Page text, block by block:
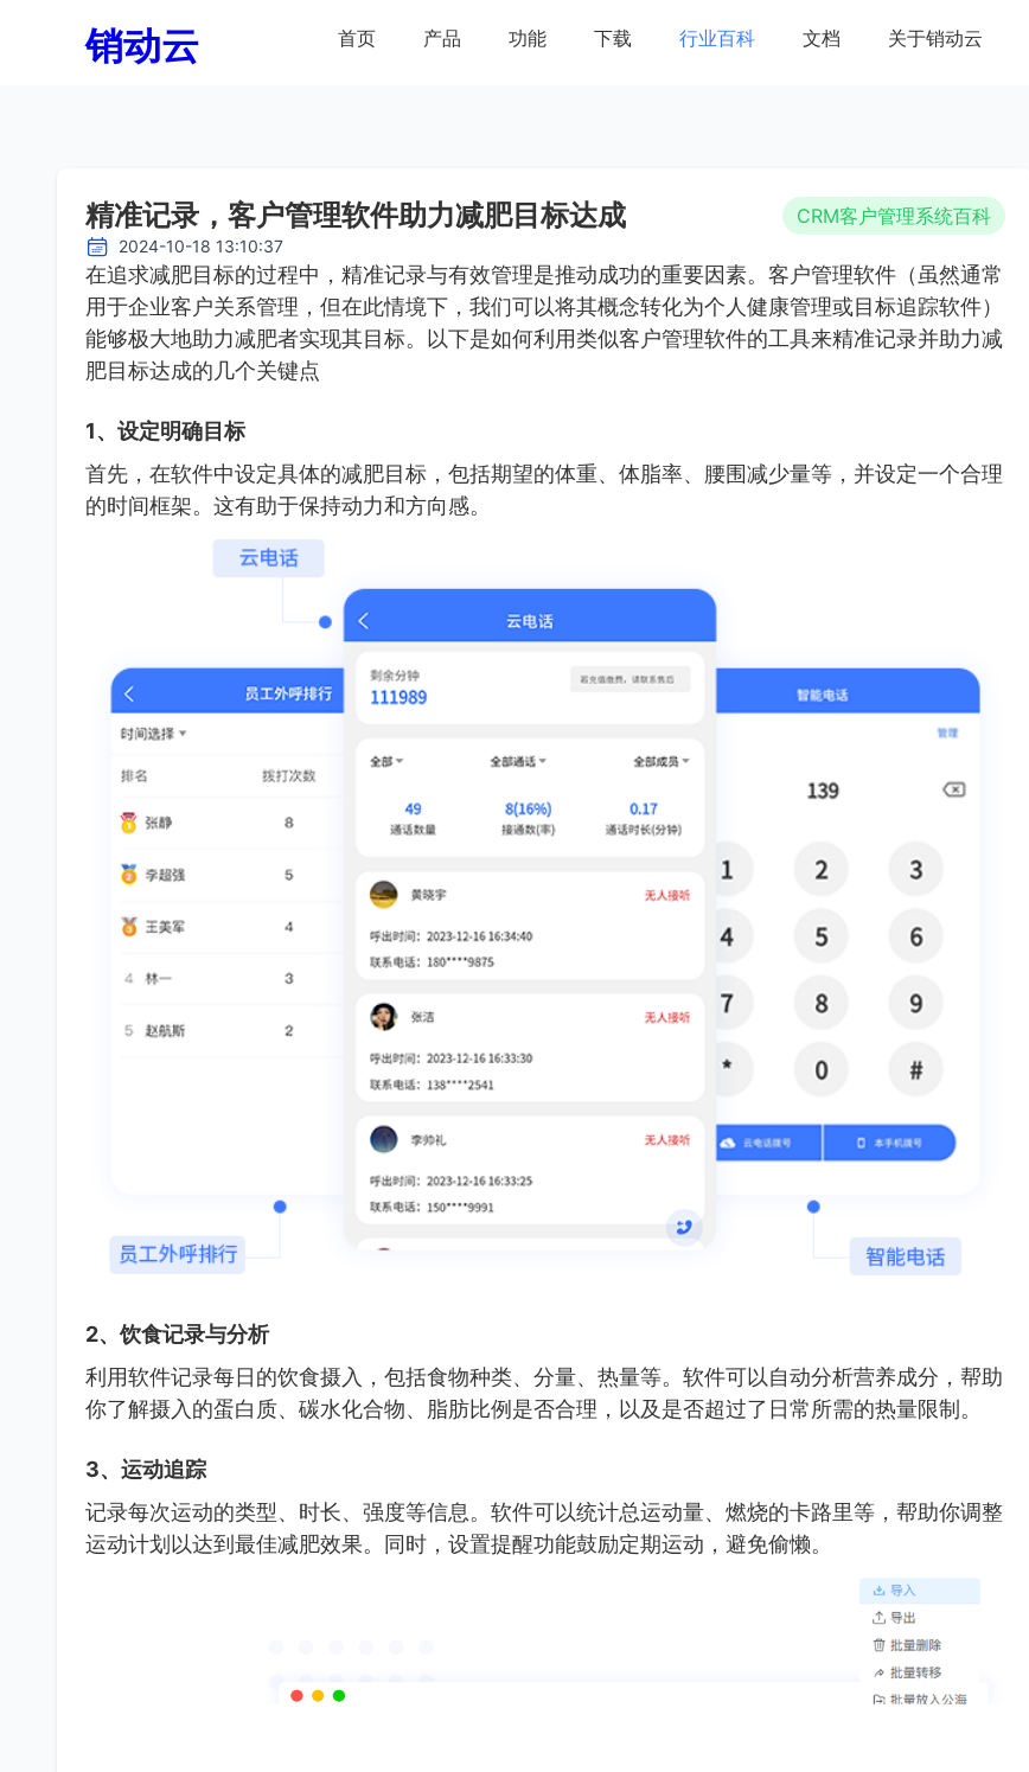
销动云 首页 产品 功能 下载 行业百科 文档 关于销动云
精准记录，客户管理软件助力减肥目标达成 CRM客户管理系统百科
2024-10-18 13:10:37
在追求减肥目标的过程中，精准记录与有效管理是推动成功的重要因素。客户管理软件（虽然通常
用于企业客户关系管理，但在此情境下，我们可以将其概念转化为个人健康管理或目标追踪软件）
能够极大地助力减肥者实现其目标。以下是如何利用类似客户管理软件的工具来精准记录并助力减
肥目标达成的几个关键点
1、设定明确目标
首先，在软件中设定具体的减肥目标，包括期望的体重、体脂率、腰围减少量等，并设定一个合理
的时间框架。这有助于保持动力和方向感。
2、饮食记录与分析
利用软件记录每日的饮食摄入，包括食物种类、分量、热量等。软件可以自动分析营养成分，帮助
你了解摄入的蛋白质、碳水化合物、脂肪比例是否合理，以及是否超过了日常所需的热量限制。
3、运动追踪
记录每次运动的类型、时长、强度等信息。软件可以统计总运动量、燃烧的卡路里等，帮助你调整
运动计划以达到最佳减肥效果。同时，设置提醒功能鼓励定期运动，避免偷懒。